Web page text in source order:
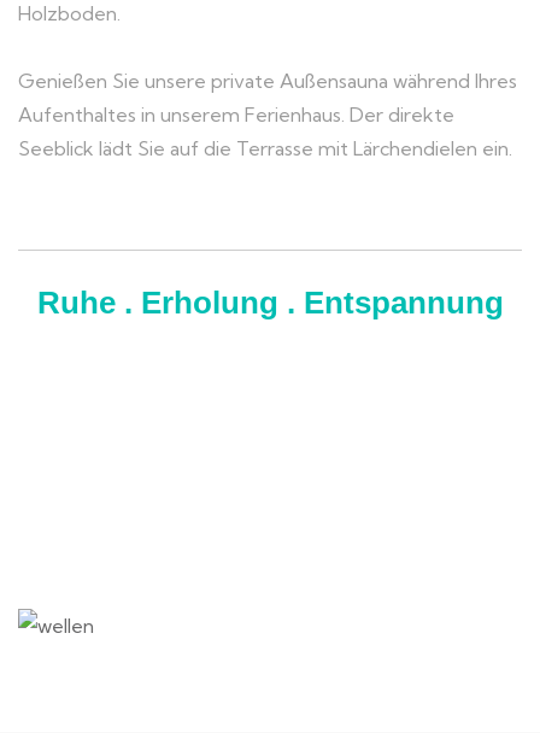
Holzboden.
Genießen Sie unsere private Außensauna während Ihres
Aufenthaltes in unserem Ferienhaus. Der direkte
Seeblick lädt Sie auf die Terrasse mit Lärchendielen ein.
Ruhe . Erholung . Entspannung